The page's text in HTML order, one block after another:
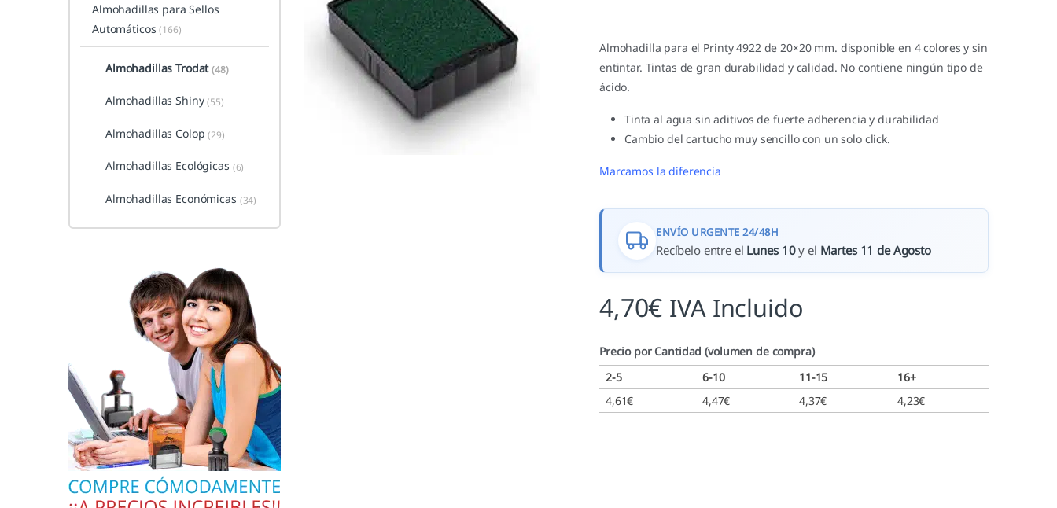
Almohadilla para el Printy 4922 de 20×20 mm. disponible en 4 colores y sin
entintar. Tintas de gran durabilidad y calidad. No contiene ningún tipo de
ácido.
Tinta al agua sin aditivos de fuerte adherencia y durabilidad
Cambio del cartucho muy sencillo con un solo click.
Marcamos la diferencia
ENVÍO URGENTE 24/48H
Recíbelo entre el Lunes 10y el Martes 11 de Agosto
4,70€ IVA Incluido
Precio por Cantidad (volumen de compra)
2-5
6-10 11-15
16+
4,61€ 4,47€ 4,37€ 4,23€
Almohadillas para Sellos
Automáticos(166)
Almohadillas Trodat (48)
Almohadillas Shiny (55)
Almohadillas Colop (29)
Almohadillas Ecológicas (6)
Almohadillas Económicas (34)